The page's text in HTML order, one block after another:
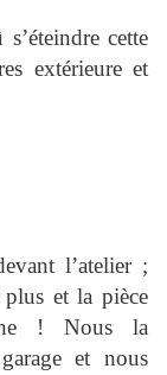
cette
extérieure et
l’atelier ;
et la pièce
! Nous la
et nous